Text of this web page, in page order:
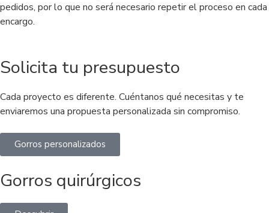
pedidos, por lo que no será necesario repetir el proceso en cada
encargo.
Solicita tu presupuesto
Cada proyecto es diferente. Cuéntanos qué necesitas y te
enviaremos una propuesta personalizada sin compromiso.
Gorros personalizados
Gorros quirúrgicos